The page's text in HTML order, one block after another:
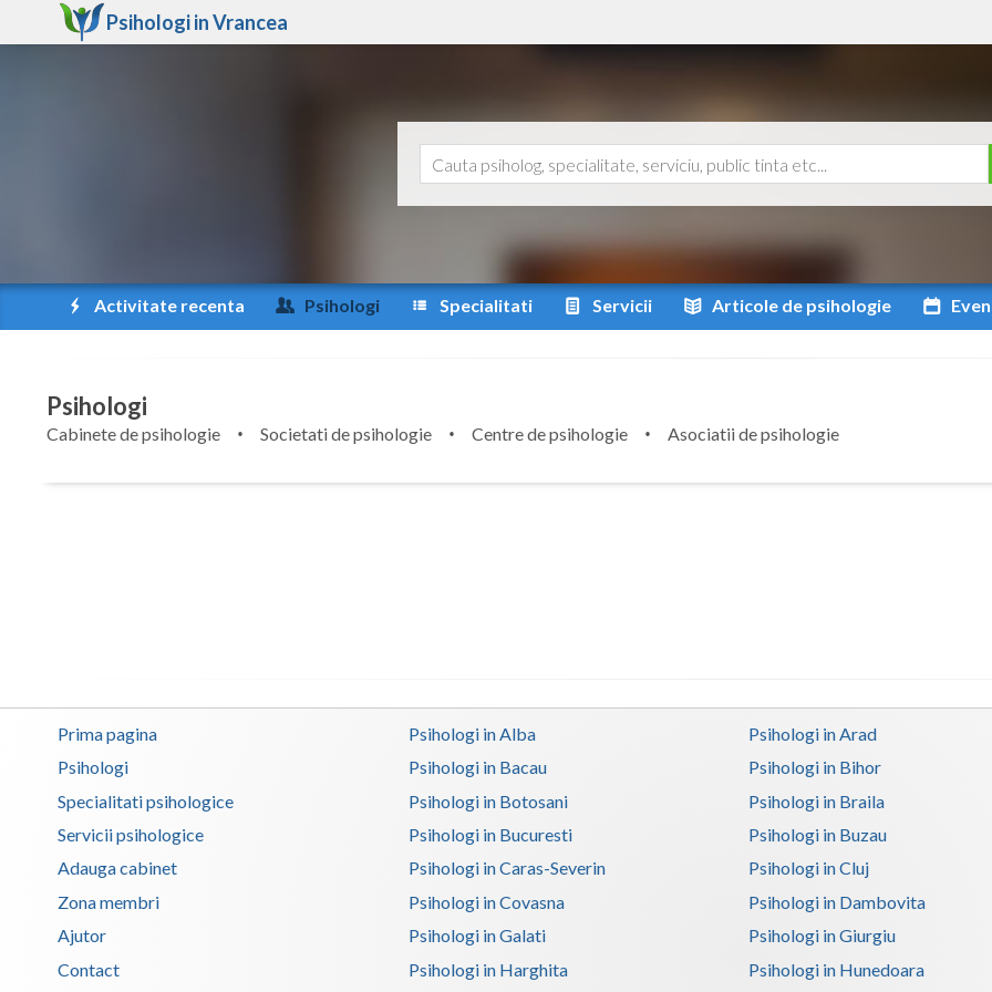
Psihologi inVrancea
Activitate recenta Psihologi Specialitati Servicii Articole de psihologie
Psihologi
Cabinete de psihologie Societati de psihologie Centre de psihologie
Asociatii de psihologie
Prima pagina
Psihologi
Specialitati psihologice
Servicii psihologice
Adauga cabinet
Zona membri
Ajutor
Contact
Psihologi in Alba Psihologi in Arad
Psihologi in Bacau
Psihologi in Bihor
Psihologi in Botosani
Psihologi in Braila
Psihologi in Bucuresti
Psihologi in Buzau
Psihologi in Caras-Severin
Psihologi in Cluj
Psihologi in Covasna
Psihologi in Dambovita
Psihologi in Galati
Psihologi in Giurgiu
Psihologi in Harghita
Psihologi in Hunedoara